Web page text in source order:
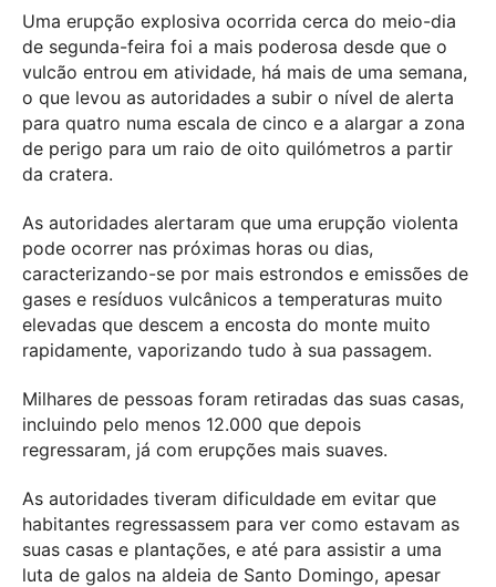
Uma erupção explosiva ocorrida cerca do meio-dia
de segunda-feira foi a mais poderosa desde que o
vulcão entrou em atividade, há mais de uma semana,
o que levou as autoridades a subir o nível de alerta
para quatro numa escala de cinco e a alargar a zona
de perigo para um raio de oito quilómetros a partir
da cratera.
As autoridades alertaram que uma erupção violenta
pode ocorrer nas próximas horas ou dias,
caracterizando-se por mais estrondos e emissões de
gases e resíduos vulcânicos a temperaturas muito
elevadas que descem a encosta do monte muito
rapidamente, vaporizando tudo à sua passagem.
Milhares de pessoas foram retiradas das suas casas,
incluindo pelo menos 12.000 que depois
regressaram, já com erupções mais suaves.
As autoridades tiveram dificuldade em evitar que
habitantes regressassem para ver como estavam as
suas casas e plantações, e até para assistir a uma
luta de galos na aldeia de Santo Domingo, apesar